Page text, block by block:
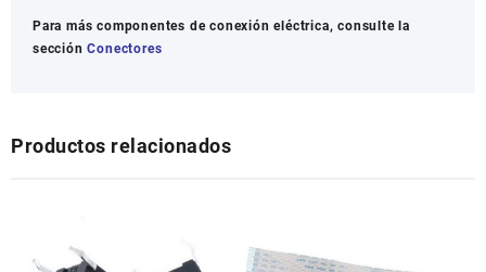
Para más componentes de conexión eléctrica, consulte la
secciónConectores
Productos relacionados